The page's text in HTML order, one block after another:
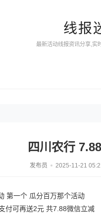
线报
最新活动线报资讯分享,实
四川农行
发布员 2025-11-21
第一个 瓜分百万那个活动
付可再送2元 共7.88微信立减